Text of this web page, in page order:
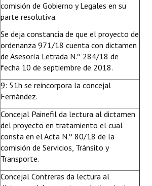
comisión de Gobierno y Legales en su
parte resolutiva.
Se deja constancia de que el proyecto de
ordenanza 971/18 cuenta con dictamen
de Asesoría Letrada N.º 284/18 de
fecha 10 de septiembre de 2018.
9: 51h se reincorpora la concejal
Fernández.
Concejal Painefil da lectura al dictamen
del proyecto en tratamiento el cual
consta en el Acta N.º 80/18 de la
comisión de Servicios, Tránsito y
Transporte.
Concejal Contreras da lectura al